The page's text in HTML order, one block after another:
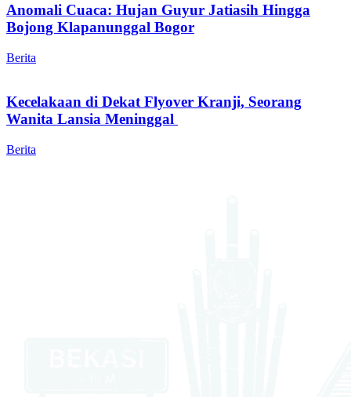
Anomali Cuaca: Hujan Guyur Jatiasih Hingga
Bojong Klapanunggal Bogor
Berita
Kecelakaan di Dekat Flyover Kranji, Seorang
Wanita Lansia Meninggal
Berita